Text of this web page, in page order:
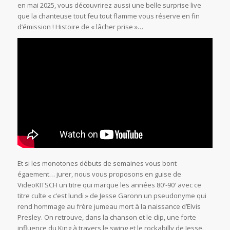
en mai 2025, vous découvrirez aussi une belle surprise live
que la chanteuse tout feu tout flamme vous réserve en fin
d’émission ! Histoire de « lâcher prise »…
Et si les monotones débuts de semaines vous bont
égaement… jurer, nous vous proposons en guise de
VideoKITSCH un titre qui marque les années 80′-90′ avec ce
titre culte « c’est lundi » de Jesse Garonn un pseudonyme qui
rend hommage au frère jumeau mort à la naissance d’Elvis
Presley. On retrouve, dans la chanson et le clip, une forte
influence du King à travers le swing et le rockabilly de Jesse.